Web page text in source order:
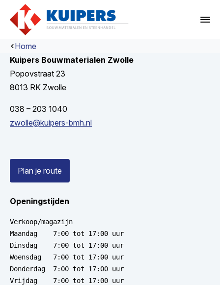
Home
Kuipers Bouwmaterialen Zwolle
Popovstraat 23
8013 RK Zwolle
038 – 203 1040
zwolle@kuipers-bmh.nl
Plan je route
Openingstijden
Verkoop/magazijn
Maandag    7:00 tot 17:00 uur
Dinsdag    7:00 tot 17:00 uur
Woensdag   7:00 tot 17:00 uur
Donderdag  7:00 tot 17:00 uur
Vrijdag    7:00 tot 17:00 uur